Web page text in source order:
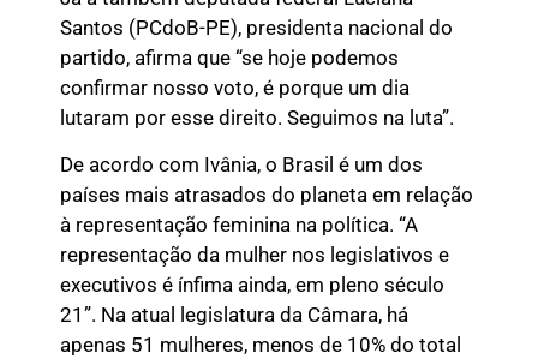
Santos (PCdoB-PE), presidenta nacional do
partido, afirma que “se hoje podemos
confirmar nosso voto, é porque um dia
lutaram por esse direito. Seguimos na luta”.
De acordo com Ivânia, o Brasil é um dos
países mais atrasados do planeta em relação
à representação feminina na política. “A
representação da mulher nos legislativos e
executivos é ínfima ainda, em pleno século
21”. Na atual legislatura da Câmara, há
apenas 51 mulheres, menos de 10% do total